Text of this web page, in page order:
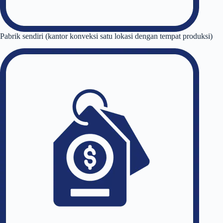
Pabrik sendiri (kantor konveksi satu lokasi dengan tempat produksi)